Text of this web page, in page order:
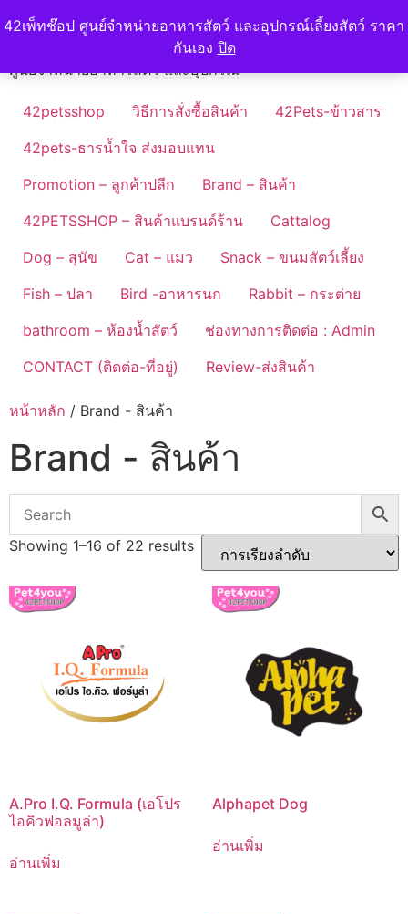
42เพ็ทช๊อป ศูนย์จำหน่ายอาหารสัตว์ และอุปกรณ์เลี้ยงสัตว์ ราคา
กันเอง ปิด
to42petshop
ศูนย์จำหน่ายอาหารสัตว์ และอุปกรณ์
42petsshop วิธีการสั่งซื้อสินค้า
42Pets-ข้าวสาร
42pets-ธารน้ำใจ ส่งมอบแทน
Promotion – ลูกค้าปลีก
Brand – สินค้า
42PETSSHOP – สินค้าแบรนด์ร้าน
Cattalog
Dog – สุนัข
Cat – แมว
Snack – ขนมสัตว์เลี้ยง
Fish – ปลา
Bird -อาหารนก
Rabbit – กระต่าย
bathroom – ห้องน้ำสัตว์
ช่องทางการติดต่อ : Admin
CONTACT (ติดต่อ-ที่อยู่)
Review-ส่งสินค้า
หน้าหลัก / Brand - สินค้า
Brand - สินค้า
Showing 1–16 of 22 results
A.Pro I.Q. Formula (เอโปร
ไอคิวฟอลมูล่า)
อ่านเพิ่ม
Alphapet Dog
อ่านเพิ่ม